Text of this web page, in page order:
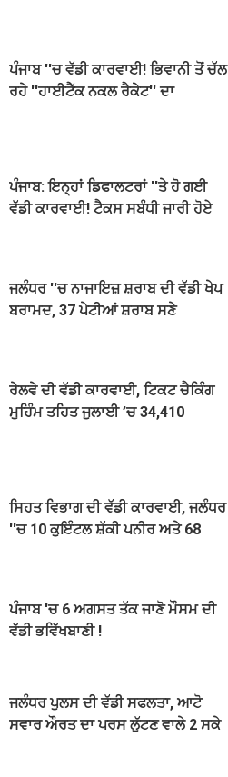
ਪੰਜਾਬ ''ਚ ਵੱਡੀ ਕਾਰਵਾਈ! ਭਿਵਾਨੀ ਤੋਂ ਚੱਲ
ਰਹੇ ''ਹਾਈਟੈੱਕ ਨਕਲ ਰੈਕੇਟ'' ਦਾ
ਪੰਜਾਬ: ਇਨ੍ਹਾਂ ਡਿਫਾਲਟਰਾਂ ''ਤੇ ਹੋ ਗਈ
ਵੱਡੀ ਕਾਰਵਾਈ! ਟੈਕਸ ਸਬੰਧੀ ਜਾਰੀ ਹੋਏ
ਜਲੰਧਰ ''ਚ ਨਾਜਾਇਜ਼ ਸ਼ਰਾਬ ਦੀ ਵੱਡੀ ਖੇਪ
ਬਰਾਮਦ, 37 ਪੇਟੀਆਂ ਸ਼ਰਾਬ ਸਣੇ
ਰੇਲਵੇ ਦੀ ਵੱਡੀ ਕਾਰਵਾਈ, ਟਿਕਟ ਚੈਕਿੰਗ
ਮੁਹਿੰਮ ਤਹਿਤ ਜੁਲਾਈ ’ਚ 34,410
ਸਿਹਤ ਵਿਭਾਗ ਦੀ ਵੱਡੀ ਕਾਰਵਾਈ, ਜਲੰਧਰ
''ਚ 10 ਕੁਇੰਟਲ ਸ਼ੱਕੀ ਪਨੀਰ ਅਤੇ 68
ਪੰਜਾਬ 'ਚ 6 ਅਗਸਤ ਤੱਕ ਜਾਣੋ ਮੌਸਮ ਦੀ
ਵੱਡੀ ਭਵਿੱਖਬਾਣੀ !
ਜਲੰਧਰ ਪੁਲਸ ਦੀ ਵੱਡੀ ਸਫਲਤਾ, ਆਟੋ
ਸਵਾਰ ਔਰਤ ਦਾ ਪਰਸ ਲੁੱਟਣ ਵਾਲੇ 2 ਸਕੇ